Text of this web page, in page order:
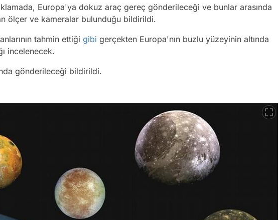
Europa'ya dokuz araç gereç gönderileceği ve bunlar arasında
ölçer ve kameralar bulunduğu bildirildi.
tahmin ettiği gibi gerçekten Europa'nın buzlu yüzeyinin altında
incelenecek.
gönderileceği bildirildi.